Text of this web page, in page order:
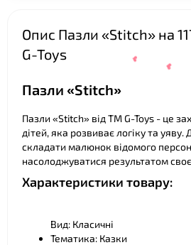
Опис Пазли «Stitch» на
G-Toys
Пазли «Stitch»
Пазли «Stitch» від ТМ G-Toys - це
дітей, яка розвиває логіку та
складати малюнок відомого
насолоджуватися результатом
Характеристики товару:
Вид: Класичні
Тематика: Казки